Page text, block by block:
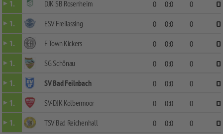
1.
DJK SB Rosenheim 0 0:0 0
0
1.
ESV Freilassing 0 0:0 0
0
1.
F Town Kickers 0 0:0 0
0
1.
SG Schönau 0 0:0 0
0
1.
SV Bad Feilnbach 0 0:0 0
0
1.
SV-DJK Kolbermoor 0 0:0 0
0
1.
TSV Bad Reichenhall 0 0:0 0 0